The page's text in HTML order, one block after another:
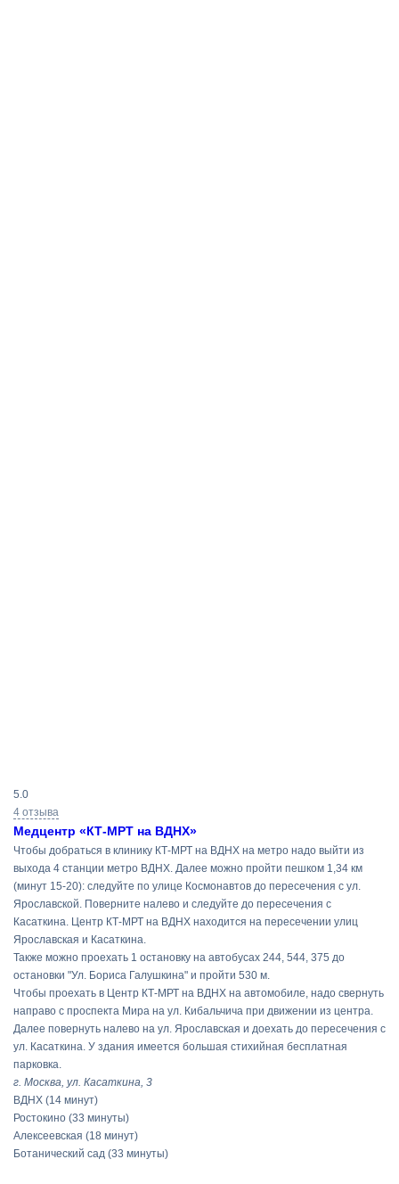
поиска
5.0
4 отзыва
Медцентр «КТ-МРТ на ВДНХ»
Чтобы добраться в клинику КТ-МРТ на ВДНХ на метро надо выйти из
выхода 4 станции метро ВДНХ. Далее можно пройти пешком 1,34 км
(минут 15-20): следуйте по улице Космонавтов до пересечения с ул.
Ярославской. Поверните налево и следуйте до пересечения с
Касаткина. Центр КТ-МРТ на ВДНХ находится на пересечении улиц
Ярославская и Касаткина.
Также можно проехать 1 остановку на автобусах 244, 544, 375 до
остановки "Ул. Бориса Галушкина" и пройти 530 м.
Чтобы проехать в Центр КТ-МРТ на ВДНХ на автомобиле, надо свернуть
направо с проспекта Мира на ул. Кибальчича при движении из центра.
Далее повернуть налево на ул. Ярославская и доехать до пересечения с
ул. Касаткина. У здания имеется большая стихийная бесплатная
парковка.
г. Москва, ул. Касаткина, 3
ВДНХ (14 минут)
Ростокино (33 минуты)
Алексеевская (18 минут)
Ботанический сад (33 минуты)